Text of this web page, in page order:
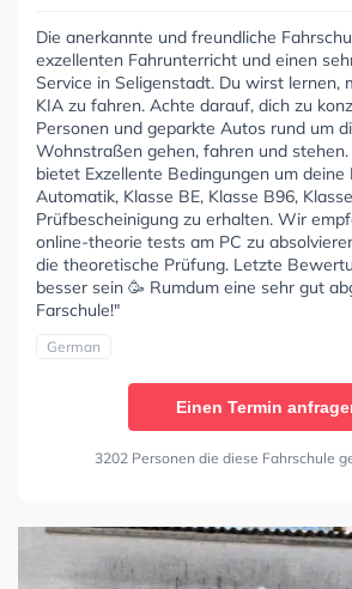
Die anerkannte und freundliche
exzellenten Fahrunterricht und einen
Service in Seligenstadt. Du wirst lernen,
KIA zu fahren. Achte darauf, dich zu
Personen und geparkte Autos rund um
Wohnstraßen gehen, fahren und stehen.
bietet Exzellente Bedingungen um deine
Automatik, Klasse BE, Klasse B96,
Prüfbescheinigung zu erhalten. Wir
online-theorie tests am PC zu
die theoretische Prüfung. Letzte
besser sein 🥳 Rumdum eine sehr gut
Farschule!"
German
Einen Termin
3202 Personen die diese Fahrschule